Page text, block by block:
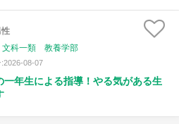
文科一類 教養学部
08-07
一年生による指導！やる気がある生